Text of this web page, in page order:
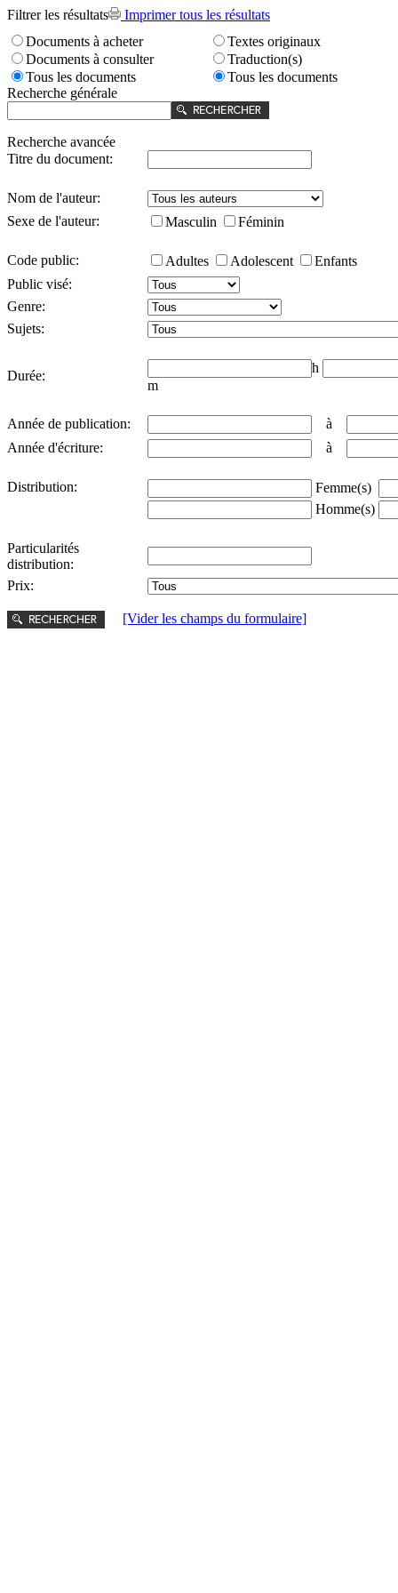
Filtrer les résultats
Imprimer tous les résultats
Documents à acheter
Documents à consulter
Tous les documents
Textes originaux
Traduction(s)
Tous les documents
Recherche générale
Recherche avancée
Titre du document:
Nom de l'auteur:
Sexe de l'auteur:
Masculin Féminin
Code public: Adultes Adolescent
Enfants
Public visé:
Genre:
Sujets:
Durée:
h
m
Année de publication:
à
Année d'écriture:
à
Distribution:
Femme(s)
Homme(s)
Particularités
distribution:
Prix:
[Vider les champs du formulaire]